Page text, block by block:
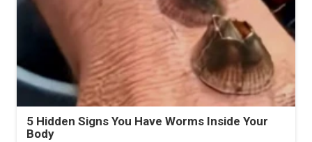
5 Hidden Signs You Have Worms Inside Your
Body